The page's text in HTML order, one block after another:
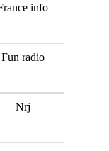
info
Fun radio
Nrj